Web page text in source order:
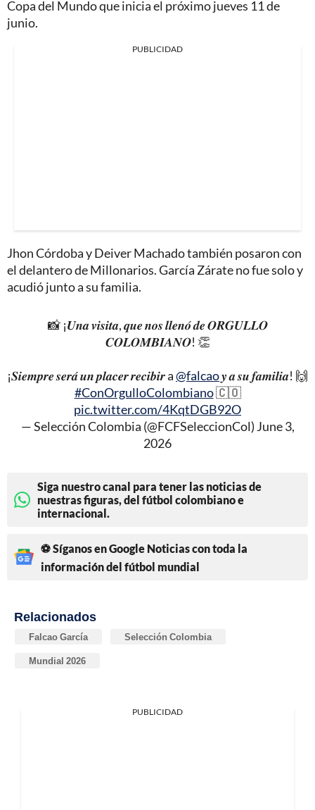
Copa del Mundo que inicia el próximo jueves 11 de
junio.
PUBLICIDAD
Jhon Córdoba y Deiver Machado también posaron con
el delantero de Millonarios. García Zárate no fue solo y
acudió junto a su familia.
📸 ¡𝑼𝒏𝒂 𝒗𝒊𝒔𝒊𝒕𝒂, 𝒒𝒖𝒆 𝒏𝒐𝒔 𝒍𝒍𝒆𝒏𝒐́ 𝒅𝒆 𝑶𝑹𝑮𝑼𝑳𝑳𝑶
𝑪𝑶𝑳𝑶𝑴𝑩𝑰𝑨𝑵𝑶! 👏
¡𝑺𝒊𝒆𝒎𝒑𝒓𝒆 𝒔𝒆𝒓𝒂́ 𝒖𝒏 𝒑𝒍𝒂𝒄𝒆𝒓 𝒓𝒆𝒄𝒊𝒃𝒊𝒓 a@falcao𝒚 𝒂 𝒔𝒖 𝒇𝒂𝒎𝒊𝒍𝒊𝒂! 🙌
#ConOrgulloColombiano🇨🇴
pic.twitter.com/4KqtDGB92O
— Selección Colombia (@FCFSeleccionCol) June 3,
2026
Siga nuestro canal para tener las noticias de
nuestras figuras, del fútbol colombiano e
internacional.
⚽ Síganos en Google Noticias con toda la
información del fútbol mundial
Relacionados
Falcao García Selección Colombia
Mundial 2026
PUBLICIDAD